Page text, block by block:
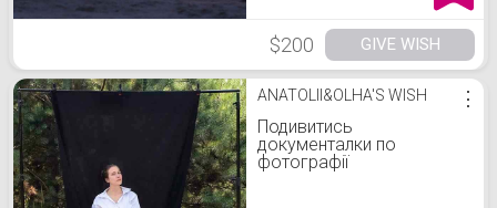
$200 GIVE WISH
ANATOLII&OLHA'S WISH
Подивитись
документалки по
фотографії
⋮